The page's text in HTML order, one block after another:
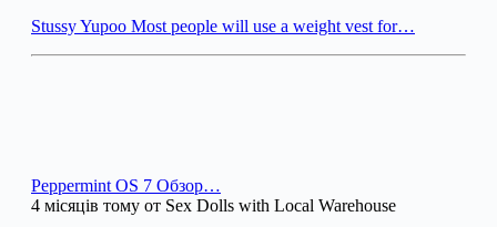
Stussy Yupoo Most people will use a weight vest for…
Peppermint OS 7 Обзор…
4 місяців тому от Sex Dolls with Local Warehouse